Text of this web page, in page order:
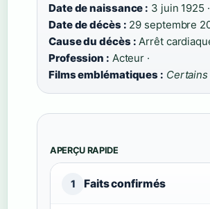
Date de naissance : 3 juin 1925 ·
Date de décès : 29 septembre
Cause du décès : Arrêt
Profession : Acteur ·
Films emblématiques : Certains
APERÇU RAPIDE
1 Faits confirmés